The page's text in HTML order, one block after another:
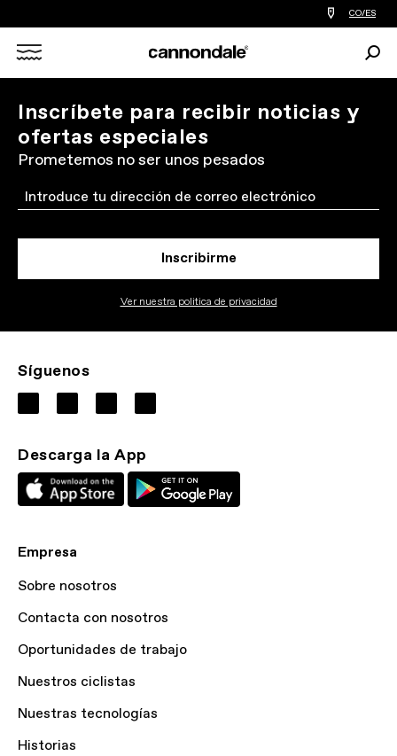
Encontrar
tiedas
bicicletas
de
CO/ES
Inscríbete para recibir noticias y
ofertas especiales
Prometemos no ser unos pesados
Email
Inscribirme
Ver nuestra politica de privacidad
Síguenos
Descarga la App
Empresa
Sobre nosotros
Contacta con nosotros
Oportunidades de trabajo
Nuestros ciclistas
Nuestras tecnologías
Historias